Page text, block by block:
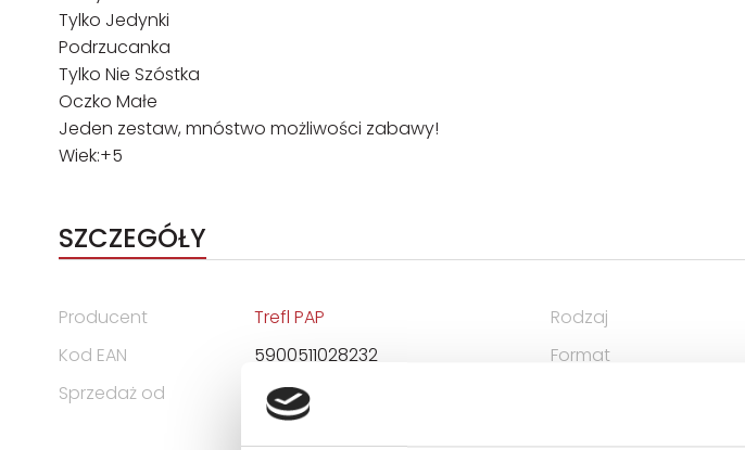
Tylko Jedynki
Podrzucanka
Tylko Nie Szóstka
Oczko Małe
Jeden zestaw, mnóstwo możliwości zabawy!
Wiek:+5
SZCZEGÓŁY
Producent
Trefl PAP
Kod EAN
5900511028232
Sprzedaż od
2025-09-15
Rodzaj
Format